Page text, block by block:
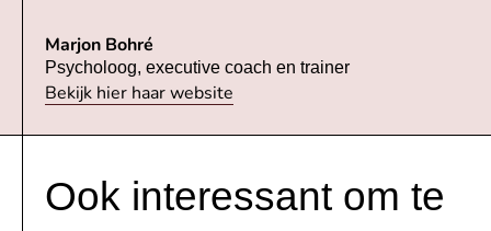
Marjon Bohré
Psycholoog, executive coach en trainer
Bekijk hier haar website
Ook interessant om te